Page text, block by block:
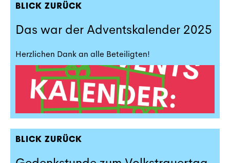
BLICK ZURÜCK
Das war der Adventskalender 2025
Herzlichen Dank an alle Beteiligten!
BLICK ZURÜCK